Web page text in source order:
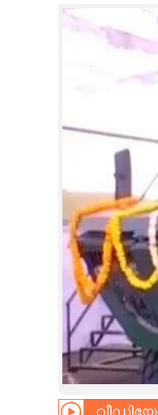
CASE DIARY
SPIRITUAL